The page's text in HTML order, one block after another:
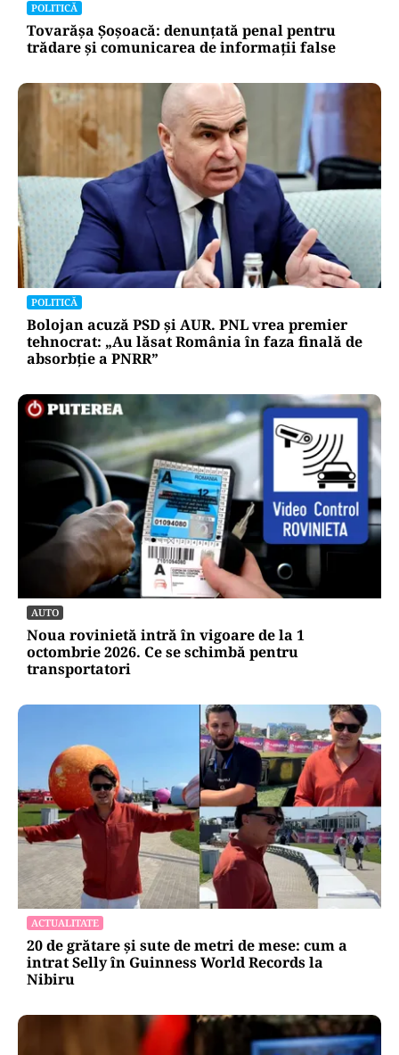
POLITICĂ
Tovarășa Șoșoacă: denunțată penal pentru
trădare și comunicarea de informații false
POLITICĂ
Bolojan acuză PSD și AUR. PNL vrea premier
tehnocrat: „Au lăsat România în faza finală de
absorbţie a PNRR”
AUTO
Noua rovinietă intră în vigoare de la 1
octombrie 2026. Ce se schimbă pentru
transportatori
ACTUALITATE
20 de grătare și sute de metri de mese: cum a
intrat Selly în Guinness World Records la
Nibiru